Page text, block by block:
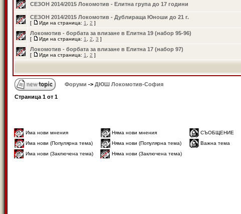
СЕЗОН 2014/2015 Локомотив - Елитна група до 17 години
СЕЗОН 2014/2015 Локомотив - Дублираща Юноши до 21 г.
[ Иди на страница: 1 2 ]
Локомотив - борбата за влизане в Елитна 19 (набор 95-96)
[ Иди на страница: 1 2 3 ]
Локомотив - борбата за влизане в Елитна 17 (набор 97)
[ Иди на страница: 1 2 ]
Форуми -> ДЮШ Локомотив-София
Страница 1 от 1
Има нови мнения Няма нови мнения
СЪОБЩЕНИЕ
Има нови (Популярна тема)
Няма нови (Популярна тема)
Важна тема
Има нови (Заключена тема)
Няма нови (Заключена тема)